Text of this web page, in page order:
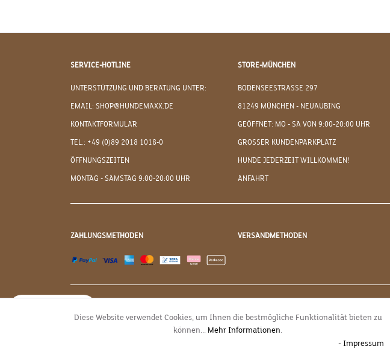
SERVICE-HOTLINE
UNTERSTÜTZUNG UND BERATUNG UNTER:
EMAIL: SHOP@HUNDEMAXX.DE
KONTAKTFORMULAR
TEL.: +49 (0)89 2018 1018-0
ÖFFNUNGSZEITEN
MONTAG - SAMSTAG 9:00-20:00 UHR
STORE-MÜNCHEN
BODENSEESTRASSE 297
81249 MÜNCHEN - NEUAUBING
GEÖFFNET: MO - SA VON 9:00-20:00 UHR
GROSSER KUNDENPARKPLATZ
HUNDE JEDERZEIT WILLKOMMEN!
ANFAHRT
ZAHLUNGSMETHODEN VERSANDMETHODEN
Diese Website verwendet Cookies, um Ihnen die bestmögliche Funktionalität bieten zu
können... Mehr Informationen.
- Impressum